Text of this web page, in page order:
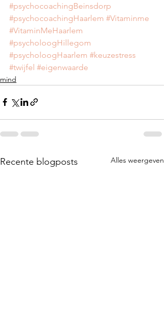
#psychocoachingBeinsdorp
#psychocoachingHaarlem #Vitaminme
#VitaminMeHaarlem
#psycholoogHillegom
#psycholoogHaarlem #keuzestress
#twijfel #eigenwaarde
mind
Recente blogposts Alles weergeven